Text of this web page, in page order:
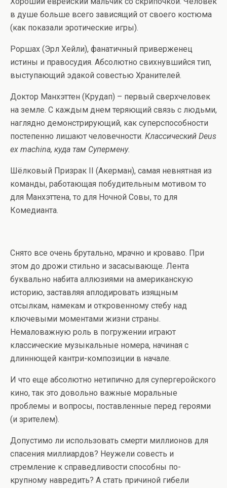
в душе больше всего зависящий от своего костюма
(как показали эротические игры).
Роршах (Эрл Хейли), фанатичный приверженец
истины и правосудия. Абсолютно свихнувшийся тип,
выступающий эдакой совестью Хранителей.
Доктор Манхэттен (Крудап) – первый сверхчеловек
на земле. С каждым днем теряющий связь с людьми,
наглядно демонстрирующий, как суперспособности
постепенно лишают человечности. Классический Deus
ex machina, куда там Супермену.
Шёлковый Призрак II (Акерман), самая невнятная из
команды, работающая побудительным мотивом то
для Манхэттена, то для Ночной Совы, то для
Комедианта.
Снято все очень брутально, мрачно и кроваво. При
этом до дрожи стильно и засасывающе. Лента
буквально набита аллюзиями на американскую
историю, заставляя аплодировать изящным
отсылкам, намекам и откровенному стебу над
ключевыми моментами жизни страны.
Немаловажную роль в погружении играют
классические музыкальные номера, начиная с
длиннющей кантри-композиции в начале.
И что еще абсолютно нетипично для супергеройского
кино, так это довольно важные моральные
проблемы и вопросы, поставленные перед героями
(и зрителем).
Допустимо ли использовать смерти миллионов для
спасения миллиардов? Неужели совесть и
стремление к справедливости способны по-
крупному навредить? А стать причиной гибели